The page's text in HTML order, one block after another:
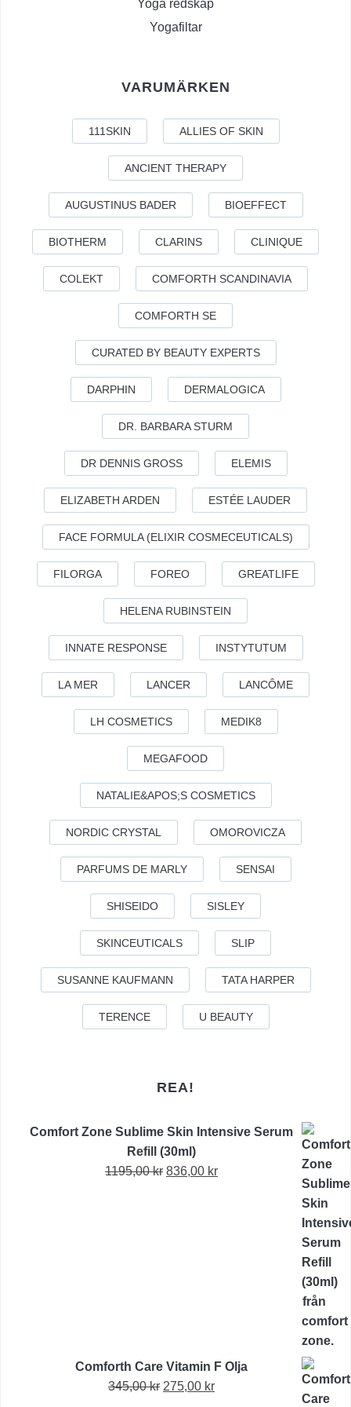
Yoga redskap
Yogafiltar
VARUMÄRKEN
111SKIN ALLIES OF SKIN
ANCIENT THERAPY
AUGUSTINUS BADER BIOEFFECT
BIOTHERM CLARINS CLINIQUE
COLEKT COMFORTH SCANDINAVIA
COMFORTH SE
CURATED BY BEAUTY EXPERTS
DARPHIN DERMALOGICA
DR. BARBARA STURM
DR DENNIS GROSS ELEMIS
ELIZABETH ARDEN ESTÉE LAUDER
FACE FORMULA (ELIXIR COSMECEUTICALS)
FILORGA FOREO GREATLIFE
HELENA RUBINSTEIN
INNATE RESPONSE INSTYTUTUM
LA MER LANCER LANCÔME
LH COSMETICS MEDIK8
MEGAFOOD
NATALIE&APOS;S COSMETICS
NORDIC CRYSTAL OMOROVICZA
PARFUMS DE MARLY SENSAI
SHISEIDO SISLEY
SKINCEUTICALS SLIP
SUSANNE KAUFMANN TATA HARPER
TERENCE U BEAUTY
REA!
Comfort Zone Sublime Skin Intensive Serum
Refill (30ml)
1195,00kr Det
836,00 krDet
Comforth Care Vitamin F Olja
345,00kr Det
275,00 krDet